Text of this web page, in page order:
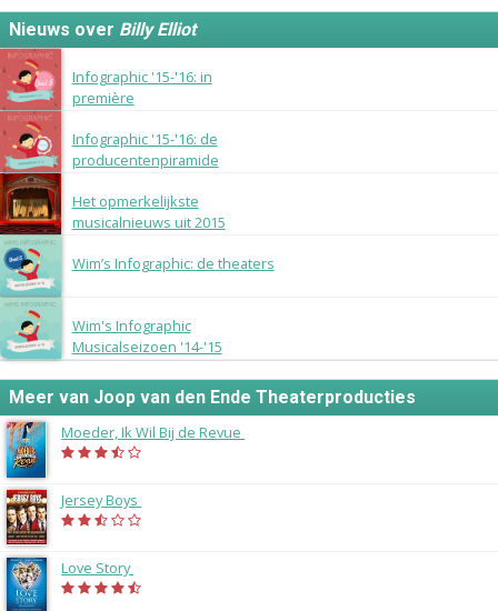
Nieuws over Billy Elliot
Infographic '15-'16: in
première
Infographic '15-'16: de
producentenpiramide
Het opmerkelijkste
musicalnieuws uit 2015
Wim’s Infographic: de theaters
Wim's Infographic
Musicalseizoen '14-'15
Meer van Joop van den Ende Theaterproducties
Moeder, Ik Wil Bij de Revue
Jersey Boys
Love Story